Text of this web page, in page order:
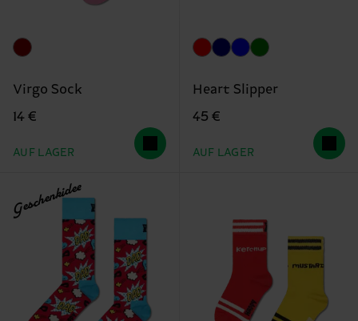
Virgo Sock
14 €
AUF LAGER
Heart Slipper
45 €
AUF LAGER
Geschenkidee